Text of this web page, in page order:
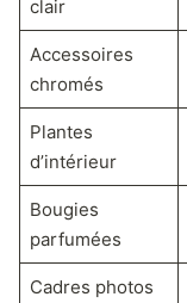
clair
Accessoires
chromés
Plantes
d’intérieur
Bougies
parfumées
Cadres photos